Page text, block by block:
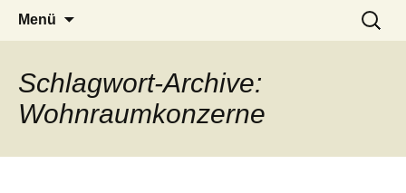
LUCKX
– das Magazin
Menü
Suchen
nach:
Schlagwort-Archive:
Wohnraumkonzerne